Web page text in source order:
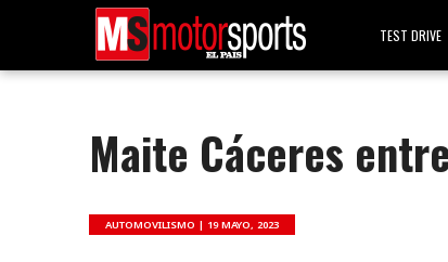
TEST DRIVE
Maite Cáceres
AUTOMOVILISMO | 19 MAYO, 2023